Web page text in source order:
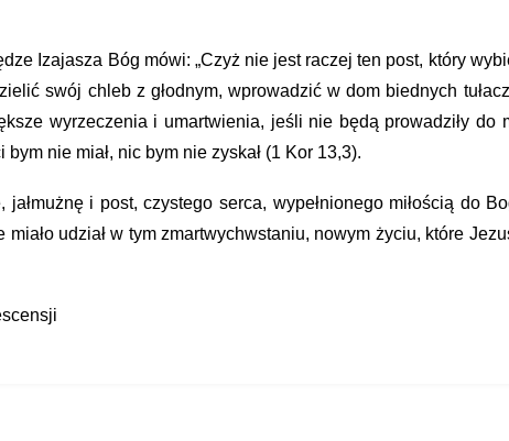
Izajasza Bóg mówi: „Czyż nie jest raczej ten post, który
swój chleb z głodnym, wprowadzić w dom biednych
wyrzeczenia i umartwienia, jeśli nie będą prowadziły do
nie miał, nic bym nie zyskał (1 Kor 13,3).
i post, czystego serca, wypełnionego miłością do
udział w tym zmartwychwstaniu, nowym życiu, które